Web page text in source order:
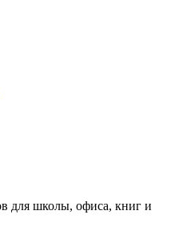
для школы, офиса, книг и